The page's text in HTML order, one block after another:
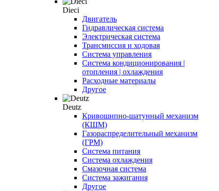
Dieci
Двигатель
Гидравлическая система
Электрическая система
Трансмиссия и ходовая
Система управления
Система кондиционирования |
отопления | охлаждения
Расходные материалы
Другое
Deutz
Кривошипно-шатунный механизм
(КШМ)
Газораспределительный механизм
(ГРМ)
Система питания
Система охлаждения
Смазочная система
Система зажигания
Другое